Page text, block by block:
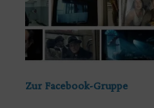
Zur Facebook-Gruppe